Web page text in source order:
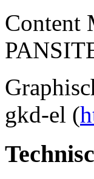
Content
gkd-el (